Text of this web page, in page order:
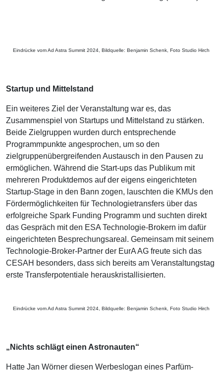
Eindrücke vom Ad Astra Summit 2024, Bildquelle: Benjamin Schenk, Foto Studio Hirch
Startup und Mittelstand
Ein weiteres Ziel der Veranstaltung war es, das
Zusammenspiel von Startups und Mittelstand zu stärken.
Beide Zielgruppen wurden durch entsprechende
Programmpunkte angesprochen, um so den
zielgruppenübergreifenden Austausch in den Pausen zu
ermöglichen. Während die Start-ups das Publikum mit
mehreren Produktdemos auf der eigens eingerichteten
Startup-Stage in den Bann zogen, lauschten die KMUs den
Fördermöglichkeiten für Technologietransfers über das
erfolgreiche Spark Funding Programm und suchten direkt
das Gespräch mit den ESA Technologie-Brokern im dafür
eingerichteten Besprechungsareal. Gemeinsam mit seinem
Technologie-Broker-Partner der EurA AG freute sich das
CESAH besonders, dass sich bereits am Veranstaltungstag
erste Transferpotentiale herauskristallisierten.
Eindrücke vom Ad Astra Summit 2024, Bildquelle: Benjamin Schenk, Foto Studio Hirch
„Nichts schlägt einen Astronauten“
Hatte Jan Wörner diesen Werbeslogan eines Parfüm-